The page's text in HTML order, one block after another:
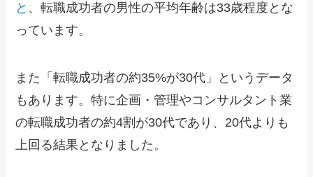
と 、転職成功者の男性の平均年齢は33歳程度とな
っています。
また「転職成功者の約35%が30代」というデータ
もあります。特に企画・管理やコンサルタント業
の転職成功者の約4割が30代であり、20代よりも
上回る結果となりました。